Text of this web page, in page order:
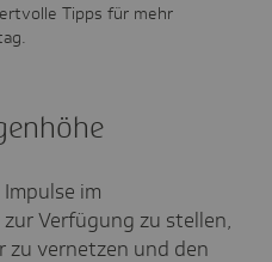
Tipps für mehr
im
Verfügung zu stellen,
zu vernetzen und den